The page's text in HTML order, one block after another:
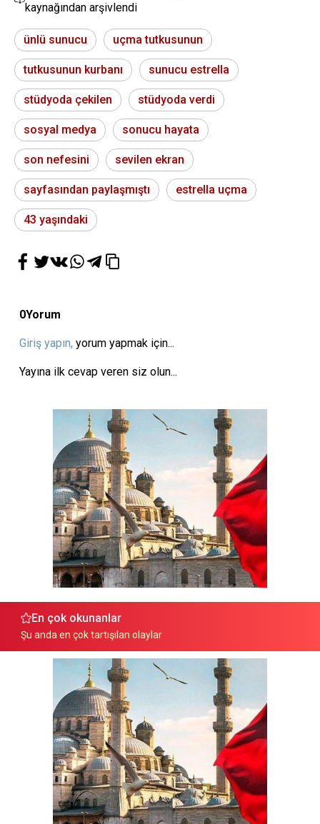
kaynağından arşivlendi
ünlü sunucu uçma tutkusunun
tutkusunun kurbanı sunucu estrella
stüdyoda çekilen stüdyoda verdi
sosyal medya sonucu hayata
son nefesini sevilen ekran
sayfasından paylaşmıştı estrella uçma
43 yaşındaki
0Yorum
Giriş yapın, yorum yapmak için...
Yayına ilk cevap veren siz olun...
En çok okunanlar
Şu anda en çok tartışılan olaylar